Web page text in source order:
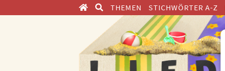
THEMEN STICHWÖRTER A-Z
ENTDECKEN